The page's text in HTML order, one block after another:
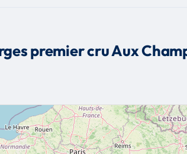
premier cru Aux